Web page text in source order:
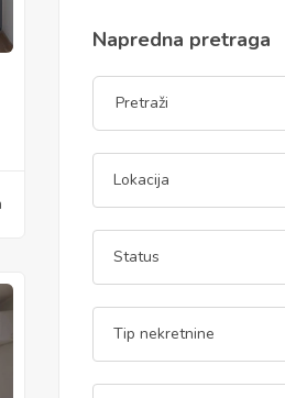
Napredna pretraga
Lokacija
Status
Tip nekretnine